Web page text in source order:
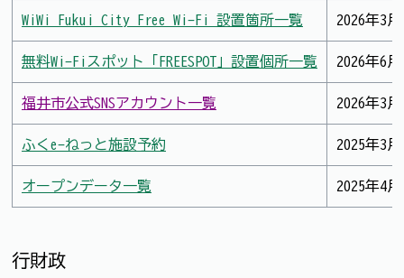
WiWi Fukui City Free Wi-Fi 設置箇所一覧 2026年3
無料Wi-Fiスポット「FREESPOT」設置個所一覧 2026年6
福井市公式SNSアカウント一覧 2026年3
ふくe-ねっと施設予約 2025年3
オープンデータ一覧 2025年4
行財政